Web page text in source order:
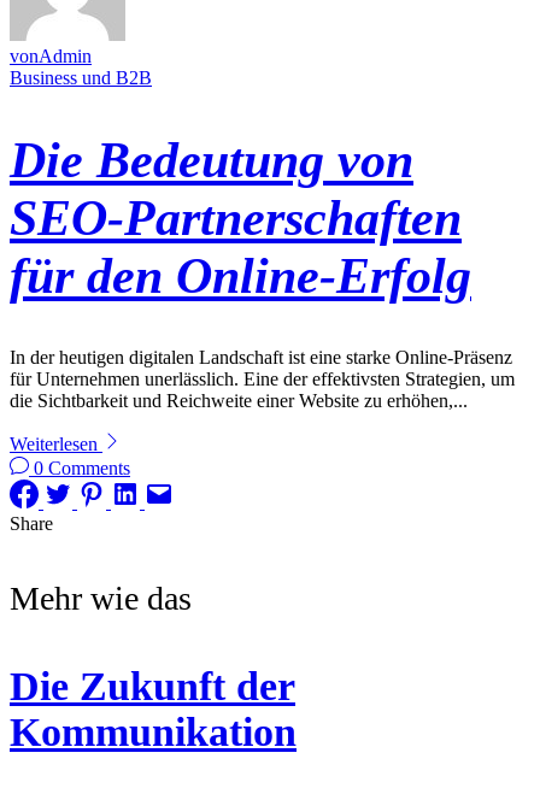
vonAdmin
Business und B2B
Die Bedeutung von
SEO-Partnerschaften
für den Online-Erfolg
In der heutigen digitalen Landschaft ist eine starke Online-Präsenz
für Unternehmen unerlässlich. Eine der effektivsten Strategien, um
die Sichtbarkeit und Reichweite einer Website zu erhöhen,...
Weiterlesen
0 Comments
Share
Mehr wie das
Die Zukunft der
Kommunikation